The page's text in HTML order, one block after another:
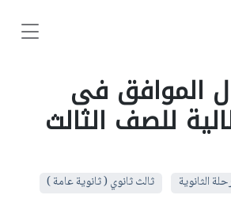
الموافق فى
للصف الثالث
الثانوية
ثالث ثانوي ( ثانوية عامة )